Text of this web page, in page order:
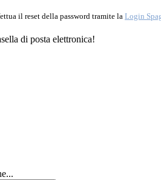
il reset della password tramite la Login
di posta elettronica!